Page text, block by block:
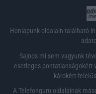
Honlapunk oldalain található
Sajnos mi sem vagyunk
esetleges pontatlanságokért
károkért
A Telefonguru oldalainak